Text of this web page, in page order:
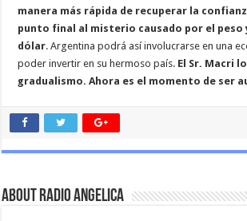
manera más rápida de recuperar la
punto final al misterio causado por el peso
dólar. Argentina podrá así involucrarse en una
poder invertir en su hermoso país. El Sr. Macri
gradualismo. Ahora es el momento de ser
About Radio Angelica